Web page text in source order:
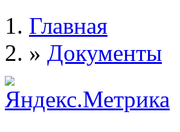
Главная
» Документы